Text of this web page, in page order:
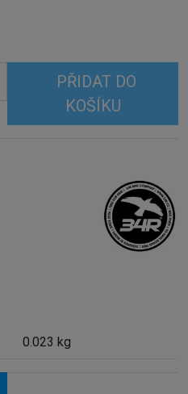
PŘIDAT DO
KOŠÍKU
0.023 kg